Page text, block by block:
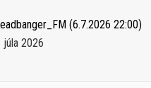
(6.7.2026 22:00)
júla 2026